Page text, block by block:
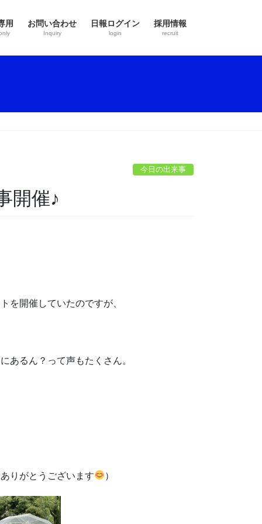
用 お問い合わせ
Inquiry
日報ログイン
login
採用情報
recruit
今日の出来事
開催♪
を開催していたのですが、
あるん？って声もたくさん。
りがとうございます ）